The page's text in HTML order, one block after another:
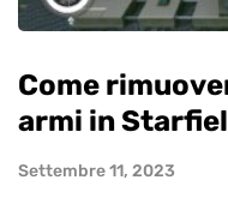
Come
armi in
Settembre 11, 2023